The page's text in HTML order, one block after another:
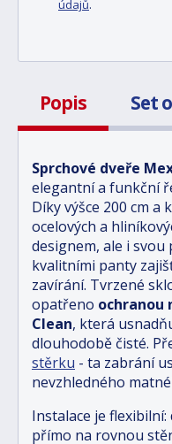
údajů.
Popis Set
Sprchové dveře
elegantní a funkční
Díky výšce 200 cm a
ocelových a
designem, ale i
kvalitními panty
zavírání. Tvrzené
opatřeno ochranou
Clean, která
dlouhodobě čisté.
stěrku - ta zabrání
nevzhledného
Instalace je
přímo na rovnou